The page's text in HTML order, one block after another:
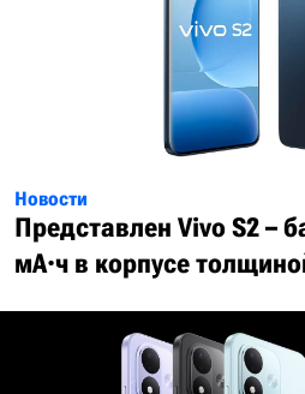
Новости
Представлен Vivo S2 –
мА·ч в корпусе